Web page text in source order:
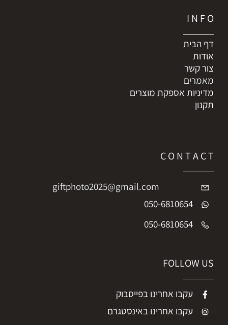
I N F O
דף הבית
אודות
צור קשר
מאמרים
מדיניות אספקת מוצרים
תקנון
C O N T A C T
giftphoto2025@gmail.com
050-6810654
050-6810654
FOLLOW US
עקבו אחרינו בפייסבוק
עקבו אחרינו באינסטגרם